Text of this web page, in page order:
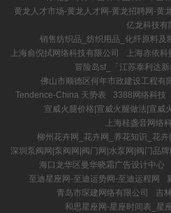
黄龙人才市场-黄龙人才网-黄龙招聘网-黄
亿龙科技有
销售纺织品_纺织用品_化纤原料及
上海俞倪拭网络科技有限公司
上海赤依
冒险岛sf_「江苏泰利达新
佛山市顺德区何年市政建设工程有
Tendence-China 天势表
3388网络科技
宣威火腿价格|宣威火腿做法|宣威
上海桂盏音网络
柳州花卉网_花卉网_养花知识_花
深圳泵阀网|泵阀网|阀门网|水泵网|阀门品
海口龙华区曼华晓霜广告设计中心
至迪星座网-至迪运势网-至迪运程网
青岛市琛建网络有限公司
吉
和思星座网-星座时间表_星